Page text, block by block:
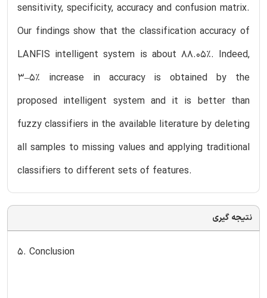
sensitivity, specificity, accuracy and confusion matrix.
Our findings show that the classification accuracy of
LANFIS intelligent system is about 88.05%. Indeed,
3–5% increase in accuracy is obtained by the
proposed intelligent system and it is better than
fuzzy classifiers in the available literature by deleting
all samples to missing values and applying traditional
classifiers to different sets of features.
نتیجه گیری
5. Conclusion